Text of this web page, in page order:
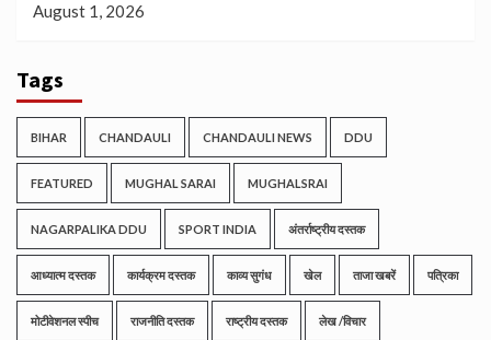
August 1, 2026
Tags
BIHAR CHANDAULI CHANDAULI NEWS DDU
FEATURED MUGHAL SARAI MUGHALSRAI
NAGARPALIKA DDU SPORT INDIA अंतर्राष्ट्रीय दस्तक
आध्यात्म दस्तक कार्यक्रम दस्तक काव्य सुगंध खेल ताजा खबरें पत्रिका
मोटीवेशनल स्पीच राजनीति दस्तक राष्ट्रीय दस्तक लेख /विचार